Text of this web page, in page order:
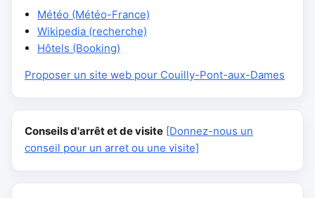
Météo (Météo-France)
Wikipedia (recherche)
Hôtels (Booking)
Proposer un site web pour Couilly-Pont-aux-Dames
Conseils d'arrêt et de visite [Donnez-nous un
conseil pour un arret ou une visite]